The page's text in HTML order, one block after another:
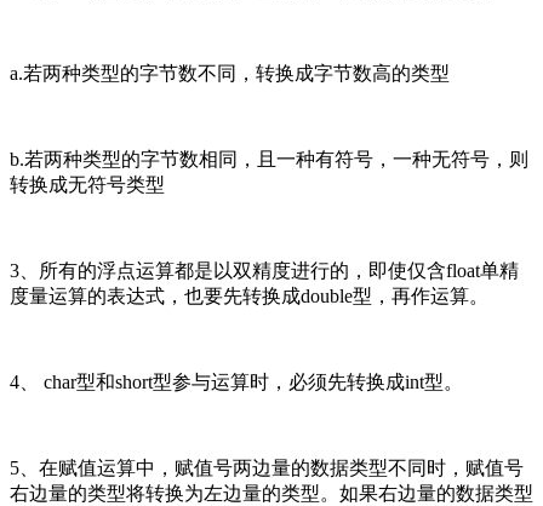
a.若两种类型的字节数不同，转换成字节数高的类型
b.若两种类型的字节数相同，且一种有符号，一种无符号，则
转换成无符号类型
3、所有的浮点运算都是以双精度进行的，即使仅含float单精
度量运算的表达式，也要先转换成double型，再作运算。
4、 char型和short型参与运算时，必须先转换成int型。
5、在赋值运算中，赋值号两边量的数据类型不同时，赋值号
右边量的类型将转换为左边量的类型。如果右边量的数据类型